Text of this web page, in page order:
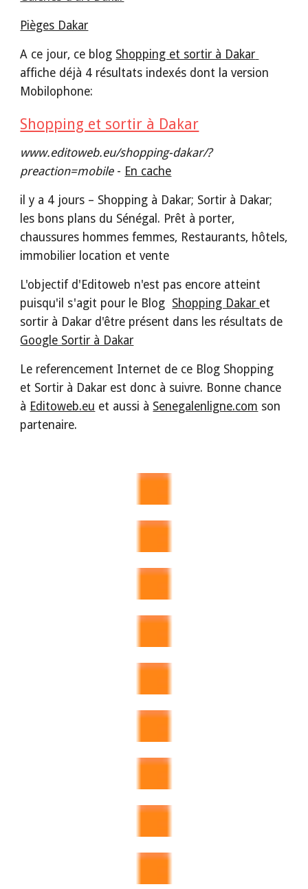
Pièges Dakar
A ce jour, ce blog
affiche déjà 4 résultats indexés dont la version
Mobilophone:
Shopping et sortir à Dakar
www.editoweb.eu/shopping-dakar/?
preaction=mobile - En cache
il y a 4 jours – Shopping à Dakar; Sortir à Dakar;
les bons plans du Sénégal. Prêt à porter,
chaussures hommes femmes, Restaurants, hôtels,
immobilier location et vente
L'objectif d'Editoweb n'est pas encore atteint
puisqu'il s'agit pour le Blog Shopping Dakar et
Google Sortir à Dakar
Le referencement Internet de ce Blog Shopping
et Sortir à Dakar est donc à suivre. Bonne chance
à Editoweb.eu et aussi à Senegalenligne.com son
partenaire.